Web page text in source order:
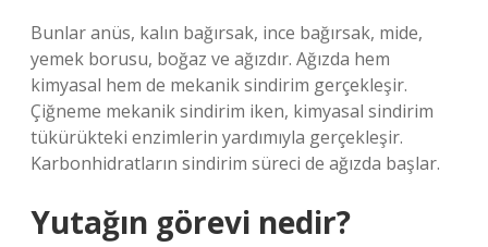
Bunlar anüs, kalın bağırsak, ince bağırsak, mide,
yemek borusu, boğaz ve ağızdır. Ağızda hem
kimyasal hem de mekanik sindirim gerçekleşir.
Çiğneme mekanik sindirim iken, kimyasal sindirim
tükürükteki enzimlerin yardımıyla gerçekleşir.
Karbonhidratların sindirim süreci de ağızda başlar.
Yutağın görevi nedir?